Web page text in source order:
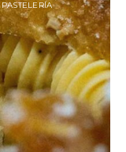
PASTELERÍA